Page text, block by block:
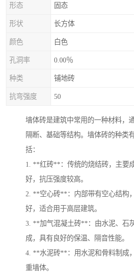
形态 固态
形状 长方体
颜色 白色
孔洞率 0.00％
种类 铺地砖
抗弯强度 50
墙体砖是建筑中常用的一种材料，
隔断、基础等结构。墙体砖的种类
括：
1. **红砖**：传统的烧结砖，主要
好，抗压强度较高。
2. **空心砖**：内部带有空心结构
好，适合用于高层建筑。
3. **加气混凝土砖**：由水泥、石
成，具有良好的保温、隔音性能。
4. **水泥砖**：用水泥和骨料制成
重墙体。